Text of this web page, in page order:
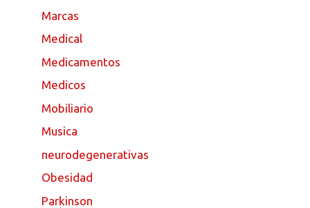
Marcas
Medical
Medicamentos
Medicos
Mobiliario
Musica
neurodegenerativas
Obesidad
Parkinson